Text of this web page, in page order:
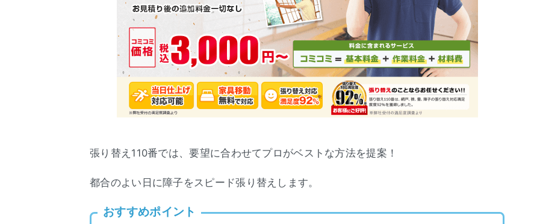
張り替え110番では、要望に合わせてプロがベストな方法を提案！
都合のよい日に障子をスピード張り替えします。
おすすめポイント